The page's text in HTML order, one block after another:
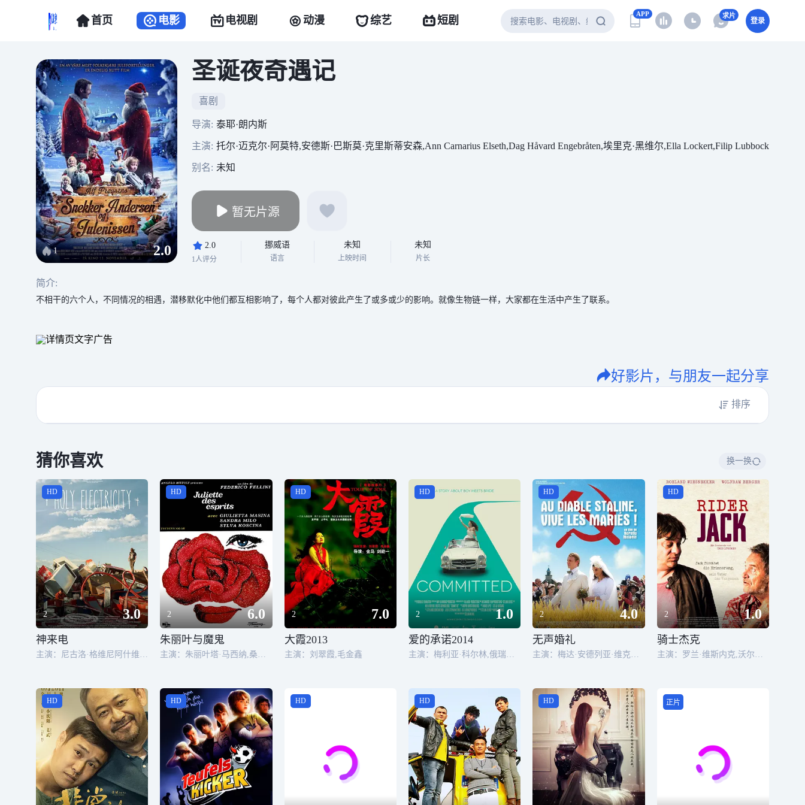
首页 电影 电视剧 动漫 综艺 短剧
APP 求片
登录
1 2.0
圣诞夜奇遇记
喜剧
导演: 泰耶·朗内斯
主演: 托尔·迈克尔·阿莫特,安德斯·巴斯莫·克里斯蒂安森,Ann Carnarius Elseth,Dag Håvard Engebråten,埃里克·黑维尔,Ella Lockert,Filip Lubbock-
别名: 未知
暂无片源
2.0
1人评分
挪威语
语言
未知
上映时间
未知
片长
简介:
不相干的六个人，不同情况的相遇，潜移默化中他们都互相影响了，每个人都对彼此产生了或多或少的影响。就像生物链一样，大家都在生活中产生了联系。
好影片，与朋友一起分享
排序
猜你喜欢 换一换
2 3.0
HD
神来电
主演：尼古洛·格维尼阿什维利,尼卡·贡加泽
2 6.0
HD
朱丽叶与魔鬼
主演：朱丽叶塔·马西纳,桑德拉·米洛,马里奥·皮苏,瓦伦蒂娜·格特斯,瓦勒斯卡·格特,约瑟·路易斯·德·维拉龙卡,弗里德里希·冯·莱德布,卡特丽娜·波拿托,娄·吉尔伯特,路易莎·黛拉·诺斯,Silvana Jachino,米莱娜·伍柯迪克,弗莱德.威廉姆斯,Dany París,Anne Francine,西娃·科丝西娜,乔治·阿尔迪松,Alberto Plebani,圭多·阿尔贝蒂,Mary Arden,Rika Dialina,米诺·多罗,雅克·赫林,莱娅·兰德尔,克劳迪·兰格,阿妮塔·桑德斯,马西莫·萨尔
2 7.0
HD
大霞2013
主演：刘翠霞,毛金鑫
2 1.0
HD
爱的承诺2014
主演：梅利亚·科尔林,俄瑞斯忒斯瑟坡桂叶斯,迪米特里斯希斯罗斯,马里奥斯迈扫罗,爱芙提起亚尼奥菲图,安德烈亚斯勒奈尔,艾拉托亚里斯多德,洛纳斯考莱斯,阿波罗斯克里瑞,艾丽阿
2 4.0
HD
无声婚礼
主演：梅达·安德列亚·维克托,亚历山德鲁·波托切安,瓦伦汀·蒂奥多修,亚历山德鲁·波托赛昂,Ioana Anastasia Anton,卢米妮察·盖奥尔吉乌,丹·康德里奇,谢尔班·帕夫卢,维克托·雷本久克,Tamara Buciuceanu,图杜雷尔·菲利蒙,乔治·伊瓦斯库,George Mihaita,多鲁·安娜,米哈伊·康斯坦丁
2 1.0
HD
骑士杰克
主演：罗兰·维斯内克,沃尔夫拉姆·贝格尔,Rebecca Indermaur
HD HD HD HD HD 正片